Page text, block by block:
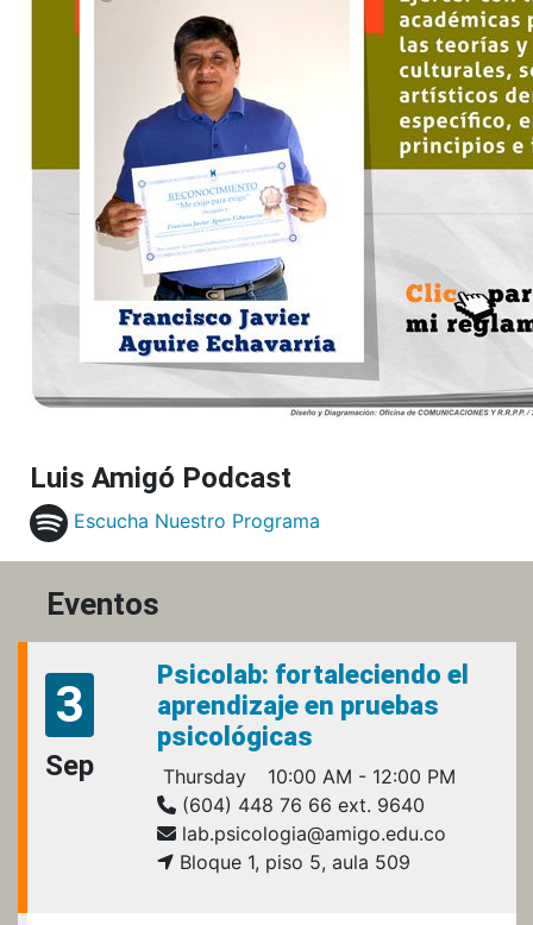
Luis Amigó Podcast
Escucha Nuestro Programa
Eventos
3
Sep
Psicolab: fortaleciendo el
aprendizaje en pruebas
psicológicas
Thursday
10:00 AM - 12:00 PM
(604) 448 76 66 ext. 9640
lab.psicologia@amigo.edu.co
Bloque 1, piso 5, aula 509